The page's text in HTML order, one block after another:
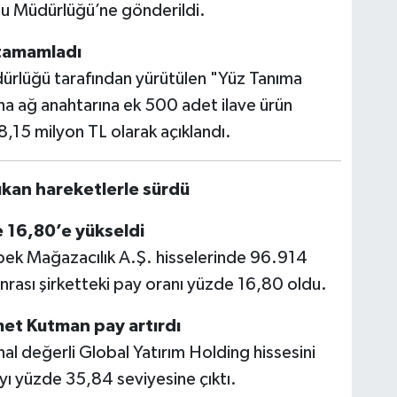
Müdürlüğü’ne gönderildi.
tarafından yürütülen "Yüz Tanıma
ağ anahtarına ek 500 adet ilave ürün
milyon TL olarak açıklandı.
hareketlerle sürdü
16,80’e yükseldi
Mağazacılık A.Ş. hisselerinde 96.914
şirketteki pay oranı yüzde 16,80 oldu.
Kutman pay artırdı
değerli Global Yatırım Holding hissesini
yüzde 35,84 seviyesine çıktı.